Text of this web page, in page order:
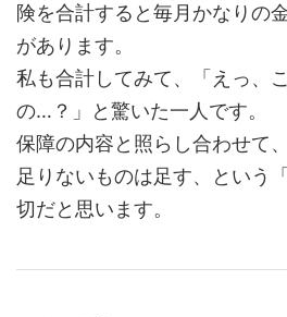
険を合計すると毎月かなりの
があります。
私も合計してみて、「えっ、
の…？」と驚いた一人です。
保障の内容と照らし合わせて
足りないものは足す、という
切だと思います。